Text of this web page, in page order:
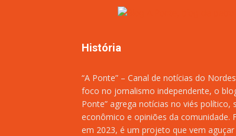
História
“A Ponte” – Canal de notícias do
foco no jornalismo independente, o
Ponte” agrega notícias no viés político,
econômico e opiniões da comunidade.
em 2023, é um projeto que vem aguçar